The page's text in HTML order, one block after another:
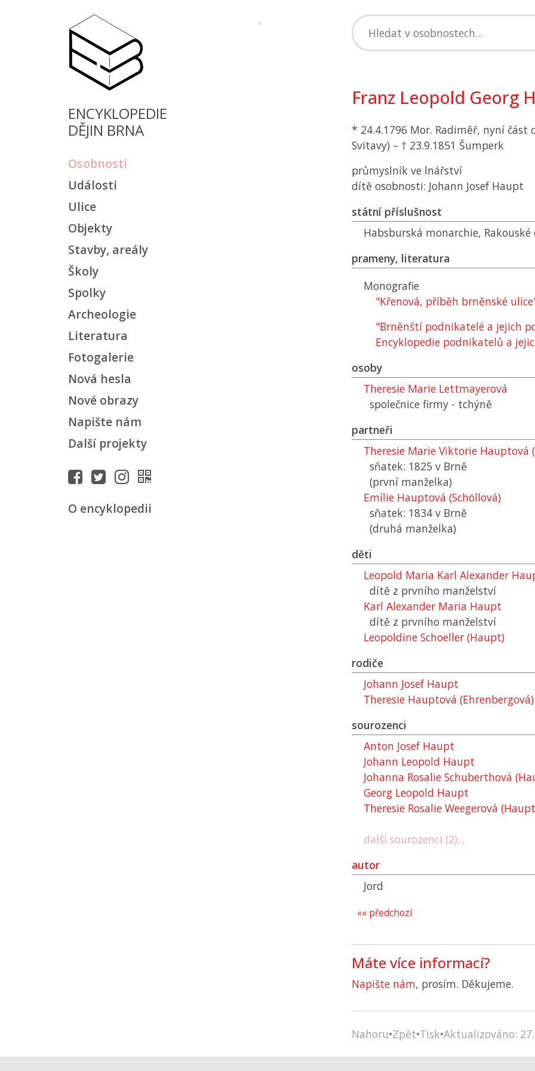
ENCYKLOPEDIE
DĚJIN BRNA
Osobnosti
Události
Ulice
Objekty
Stavby, areály
Školy
Spolky
Archeologie
Literatura
Fotogalerie
Nová hesla
Nové obrazy
Napište nám
Další projekty
O encyklopedii
Franz Leopold Georg
* 24.4.1796 Mor. Radiměř, nyní část
Svitavy) – † 23.9.1851 Šumperk
průmyslník ve lnářství
dítě osobnosti: Johann Josef Haupt
státní příslušnost
Habsburská monarchie,
prameny, literatura
Monografie
"Křenová, příběh brněnské
"Brněnští podnikatelé a jejich
Encyklopedie podnikatelů a
osoby
Theresie Marie Lettmayerová
společnice firmy - tchýně
partneři
Theresie Marie Viktorie Hauptová
sňatek: 1825 v Brně
(první manželka)
Emílie Hauptová (Schöllová)
sňatek: 1834 v Brně
(druhá manželka)
děti
Leopold Maria Karl Alexander
dítě z prvního manželství
Karl Alexander Maria Haupt
dítě z prvního manželství
Leopoldine Schoeller (Haupt)
rodiče
Johann Josef Haupt
Theresie Hauptová (Ehrenbergová)
sourozenci
Anton Josef Haupt
Johann Leopold Haupt
Johanna Rosalie Schuberthová
Georg Leopold Haupt
Theresie Rosalie Weegerová
další sourozenci (2)...
autor
Jord
«« předchozí
Máte více informací?
Napište nám, prosím. Děkujeme.
Nahoru•Zpět•Tisk•Aktualizováno: